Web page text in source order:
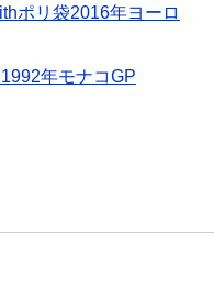
ポリ袋2016年ヨーロ
年モナコGP